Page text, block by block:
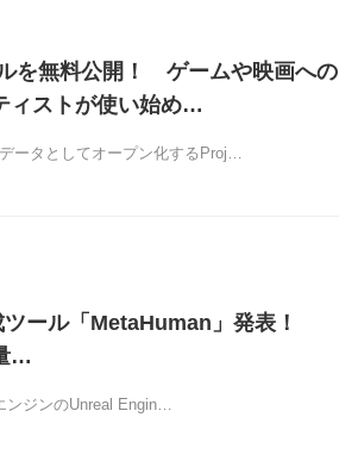
を無料公開！ ゲームや映画への
ィストが使い始め…
ータとしてオープン化するProj…
ール「MetaHuman」発表！
…
ンジンのUnreal Engin…